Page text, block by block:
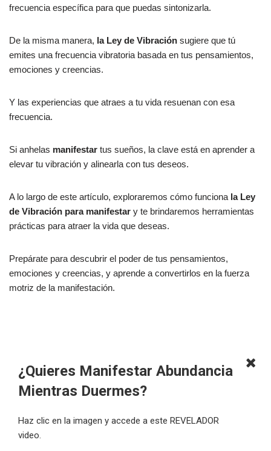
frecuencia específica para que puedas sintonizarla.
De la misma manera, la Ley de Vibración sugiere que tú
emites una frecuencia vibratoria basada en tus pensamientos,
emociones y creencias.
Y las experiencias que atraes a tu vida resuenan con esa
frecuencia.
Si anhelas manifestar tus sueños, la clave está en aprender a
elevar tu vibración y alinearla con tus deseos.
A lo largo de este artículo, exploraremos cómo funciona la Ley
de Vibración para manifestar y te brindaremos herramientas
prácticas para atraer la vida que deseas.
Prepárate para descubrir el poder de tus pensamientos,
emociones y creencias, y aprende a convertirlos en la fuerza
motriz de la manifestación.
¿Quieres Manifestar Abundancia
Mientras Duermes?
Haz clic en la imagen y accede a este REVELADOR
video.